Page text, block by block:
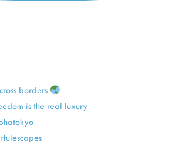
borders
is the real luxury